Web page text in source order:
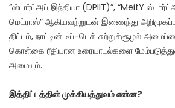
“ஸ்டார்ட்அப் இந்தியா (DPIIT)”, “MeitY
மெட்ராஸ்” ஆகியவற்றுடன் இணைந்து
திட்டம், நாட்டின் டீப்-டெக் சுற்றுச்சூழல்
கொள்கை ரீதியான உரையாடல்களை
அமையும்.
இத்திட்டத்தின் முக்கியத்துவம் என்ன?